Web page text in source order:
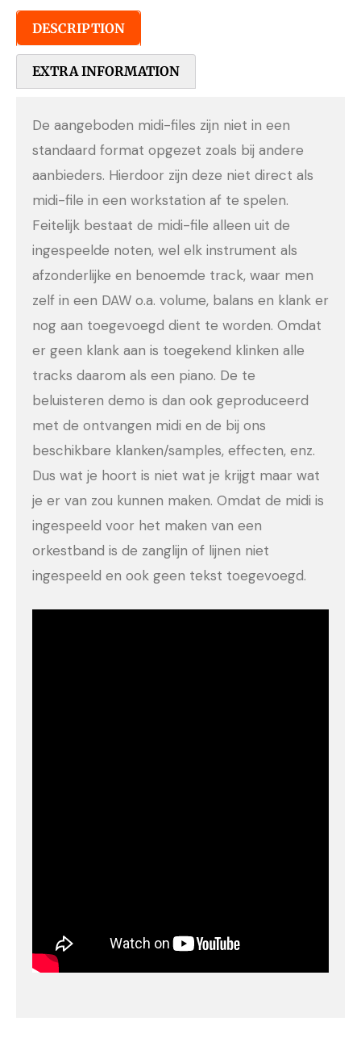
DESCRIPTION
EXTRA INFORMATION
De aangeboden midi-files zijn niet in een
standaard format opgezet zoals bij andere
aanbieders. Hierdoor zijn deze niet direct als
midi-file in een workstation af te spelen.
Feitelijk bestaat de midi-file alleen uit de
ingespeelde noten, wel elk instrument als
afzonderlijke en benoemde track, waar men
zelf in een DAW o.a. volume, balans en klank er
nog aan toegevoegd dient te worden. Omdat
er geen klank aan is toegekend klinken alle
tracks daarom als een piano. De te
beluisteren demo is dan ook geproduceerd
met de ontvangen midi en de bij ons
beschikbare klanken/samples, effecten, enz.
Dus wat je hoort is niet wat je krijgt maar wat
je er van zou kunnen maken. Omdat de midi is
ingespeeld voor het maken van een
orkestband is de zanglijn of lijnen niet
ingespeeld en ook geen tekst toegevoegd.